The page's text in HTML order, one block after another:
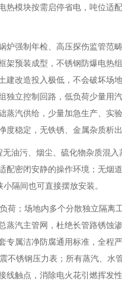
模块按需启停省电，吨位适
强制年检、高压探伤监管范
预装成型，不锈钢防爆电热
改造投入极低，不会破坏场
立控制回路，低负荷少量用
汽供给，少量加急生产、实
稳定，无铁锈、金属杂质析出
油污、烟尘、硫化物杂质混
密闭安静的操作环境；无烟
隔间也可直接摆放安装。
；场地内多个分散独立隔离
汽主管网，杜绝长管路锈蚀
属洁净防腐通用标准，全程
锈钢压力表；所有蒸汽、水
触点，消除电火花引燃挥发